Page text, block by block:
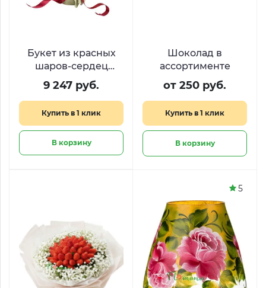
Букет из красных
шаров-сердец
«Легкость чувств»
9 247 руб.
Купить в 1 клик
В корзину
Шоколад в
ассортименте
от 250 руб.
Купить в 1 клик
В корзину
5